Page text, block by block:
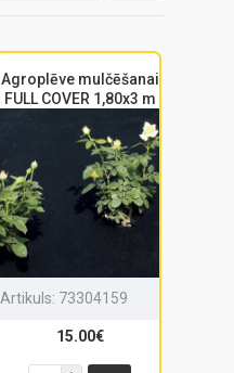
Agroplēve mulčēšanai
FULL COVER 1,80x3 m
Artikuls: 73304159
15.00€